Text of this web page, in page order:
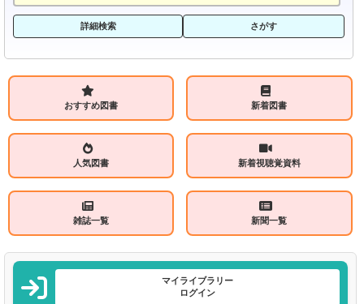
詳細検索 さがす
おすすめ図書 新着図書
人気図書 新着視聴覚資料
雑誌一覧 新聞一覧
マイライブラリー
ログイン